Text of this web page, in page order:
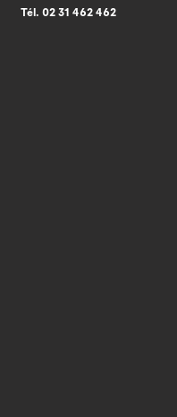
Tél. 02 31 462 462